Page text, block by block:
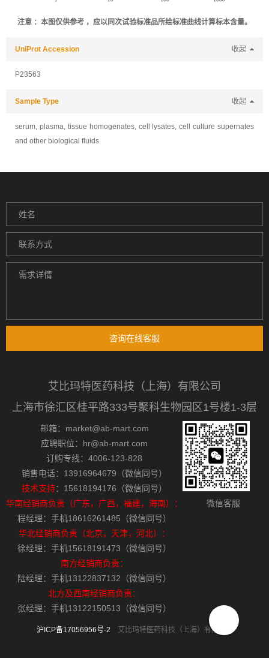
注意 ：本图仅供参考 ，应以同次试验标准品所绘标准曲线计算标本含量。
UniProt Accession 收起
P23563
Sample Type 收起
serum, plasma, tissue homogenates, cell lysates, cell culture supernates
and other biological fluids
咨询在线客服
艾比玛特医药科技（上海）有限公司
上海市徐汇区桂平路333号聚科生物园区1号楼1-3层
邮箱：market@ab-mart.com
应聘职位：hr@ab-mart.com
订购专线：4006-123-828
销售电话：13916964679（微信同号）
技术支持：15618194176（微信同号）
华南经销商负责（广东，广西，福建，海南）：
程经理：手机18616261485（微信同号）
华北经销商负责（北京，天津，河北）：
徐经理：手机15618191473（微信同号）
南方经销商负责：
陆经理：手机13122837132（微信同号）
北方及西南经销商负责：
张经理：手机13122150513（微信同号）
微信客服
沪ICP备17056956号-2 艾比玛特医药科技（上海）有限公司